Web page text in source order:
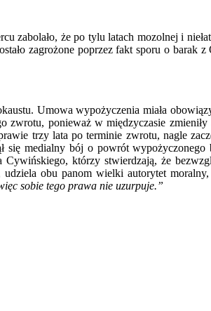
zabolało, że po tylu latach mozolnej i
zagrożone poprzez fakt sporu o barak
Umowa wypożyczenia miała
zwrotu, ponieważ w międzyczasie
trzy lata po terminie zwrotu, nagle
się medialny bój o powrót wypożyczonego
którzy stwierdzają, że
obu panom wielki autorytet
sobie tego prawa nie uzurpuje.”